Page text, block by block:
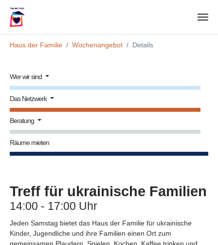
Haus der Familie
Wochenangebot Details
Wer wir sind
Das Netzwerk
Beratung
Räume mieten
Treff für ukrainische Familien
14:00 - 17:00 Uhr
Jeden Samstag bietet das Haus der Familie für ukrainische
Kinder, Jugendliche und ihre Familien einen Ort zum
gemeinsamen Plaudern, Spielen, Kochen, Kaffee trinken und